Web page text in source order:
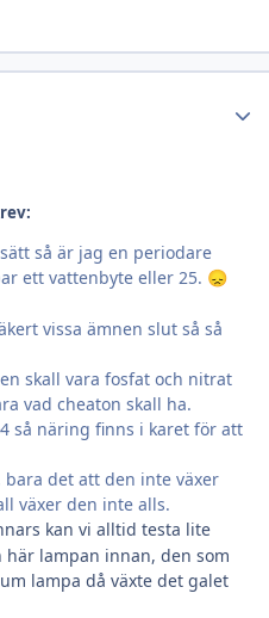
så är jag en periodare
ett vattenbyte eller 25. 😞
vissa ämnen slut så så
skall vara fosfat och nitrat
vad cheaton skall ha.
så näring finns i karet för att
det att den inte växer
växer den inte alls.
kan vi alltid testa lite
här lampan innan, den som
lampa då växte det galet